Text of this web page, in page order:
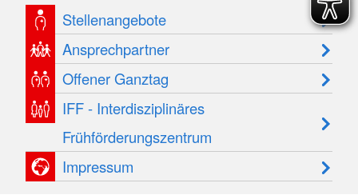
Stellenangebote
Ansprechpartner
Offener Ganztag
IFF - Interdisziplinäres
Frühförderungszentrum
Impressum